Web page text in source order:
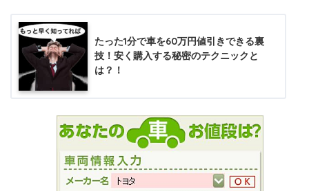
たった1分で車を60万円値引きできる裏
技！安く購入する秘密のテクニックと
は？！